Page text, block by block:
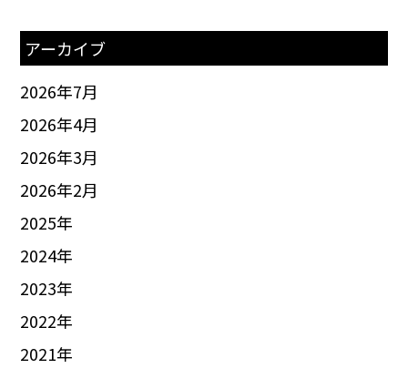
アーカイブ
2026年7月
2026年4月
2026年3月
2026年2月
2025年
2024年
2023年
2022年
2021年